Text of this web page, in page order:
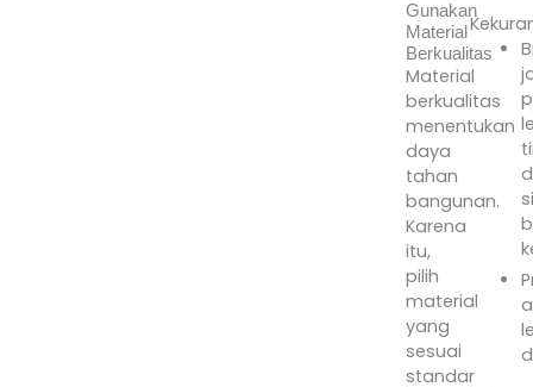
Gunakan
Material
Berkualitas
Material
berkualitas
menentukan
daya
tahan
bangunan.
Karena
itu,
pilih
material
yang
sesuai
standar